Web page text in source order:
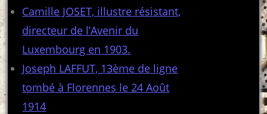
Camille JOSET, illustre résistant,
directeur de l’Avenir du
Luxembourg en 1903.
Joseph LAFFUT, 13ème de ligne
tombé à Florennes le 24 Août
1914